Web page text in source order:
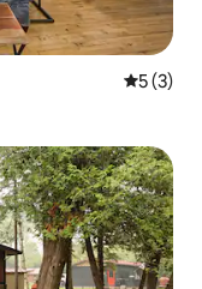
5 (3)